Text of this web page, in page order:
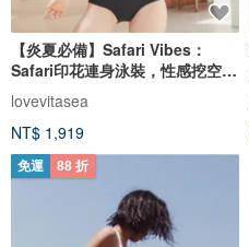
【炎夏必備】Safari Vibes：
Safari印花連身泳裝，性感挖空設
計。
lovevitasea
NT$ 1,919
免運 88 折